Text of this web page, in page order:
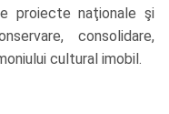
proiecte naţionale şi
consolidare,
cultural imobil.